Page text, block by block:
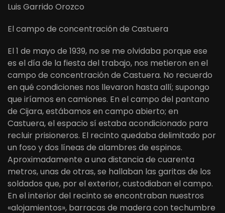
Luis Garrido Orozco
El campo de concentración de Castuera
El 1 de mayo de 1939, no se me olvidaba porque ese
es el día de la fiesta del trabajo, nos metieron en el
campo de concentración de Castuera. No recuerdo
en qué condiciones nos llevaron hasta allí; supongo
que iríamos en camiones. En el campo del pantano
de Cijara, estábamos en campo abierto; en
Castuera, el espacio sí estaba acondicionado para
recluir prisioneros. El recinto quedaba delimitado por
un foso y dos líneas de alambres de espinos.
Aproximadamente a una distancia de cuarenta
metros, unas de otras, se hallaban las garitas de los
soldados que, por el exterior, custodiaban el campo.
En el interior del recinto se encontraban nuestros
«alojamientos», barracas de madera con techumbre